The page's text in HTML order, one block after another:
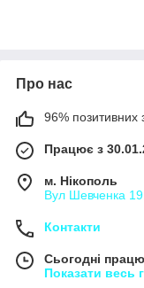
максимально
Про нас
96% позитивних
Працює з
м. Нікополь
Вул Шевченка
Контакти
Сьогодні
Показати весь